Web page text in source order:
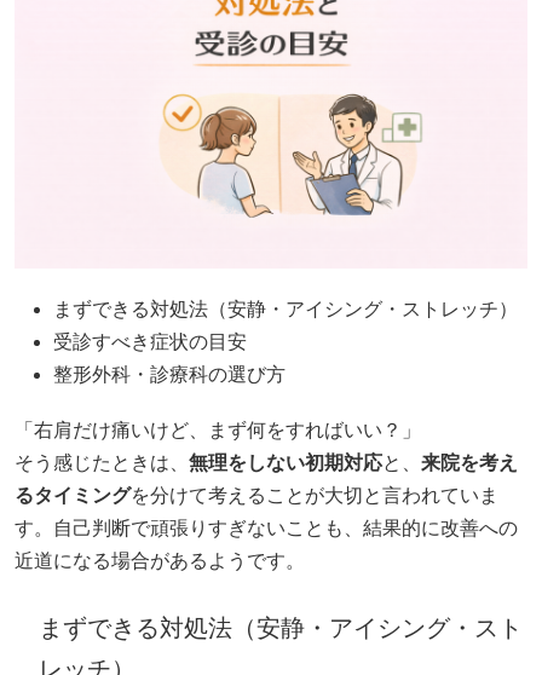
まずできる対処法（安静・アイシング・ストレッチ）
受診すべき症状の目安
整形外科・診療科の選び方
「右肩だけ痛いけど、まず何をすればいい？」
そう感じたときは、 無理をしない初期対応と、 来院を考え
るタイミングを分けて考えることが大切と言われていま
す。自己判断で頑張りすぎないことも、結果的に改善への
近道になる場合があるようです。
まずできる対処法（安静・アイシング・スト
レッチ）